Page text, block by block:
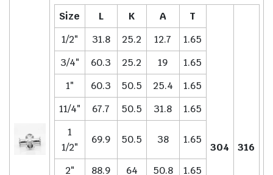
Size L K A T
304 316
1/2″ 31.8 25.2 12.7
1.65
3/4″
60.3 25.2 19
1.65
1″
60.3 50.5 25.4
1.65
11/4″
67.7 50.5 31.8
1.65
1
1/2″
69.9 50.5 38 1.65
2″ 88.9 64 50.8 1.65